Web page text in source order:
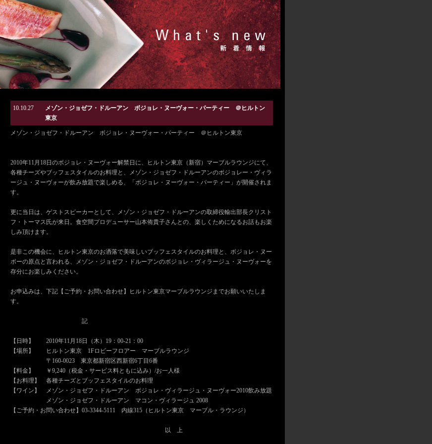
10.10.27
メゾン・ジョゼフ・ドルーアン ボジョレ・ヌーヴォー・パーティー ＠ヒルトン
東京
メゾン・ジョゼフ・ドルーアン ボジョレ・ヌーヴォー・パーティー ＠ヒルトン東京
2010年11月18日のボジョレ・ヌーヴォー解禁日に、ヒルトン東京（新宿）マーブルラウンジにて、
各種チーズやブッフェスタイルのお料理と、メゾン・ジョゼフ・ドルーアンのボジョレー・ヴィラ
ージュ・ヌーヴォーが飲み放題で楽しめる、「ボジョレ・ヌーヴォー・パーティー」が開催されま
す。
更に当日は、ゲストスピーカーとして、メゾン・ジョゼフ・ドルーアンの取締役輸出部長クリスト
フ・トーマス氏が来日。食空間プロデューサー山本侑貴子さんとの、楽しくためになるお話もお楽
しみ頂けます。
是非この機会に、ヒルトン東京のお洒落で美味しいブッフェスタイルのお料理と、ボジョレ・ヌー
ボーの原点と言われる、メゾン・ジョゼフ・ドルーアンのボジョレ・ヴィラージュ・ヌーヴォーを
存分にお楽しみください。
お申込みは、下記【ご予約・お問い合わせ】ヒルトン東京マーブルラウンジまでお願いいたしま
す。
記
【日時】 2010年11月18日（木）19：00-21：00
【場所】 ヒルトン東京 1Fロビーフロアー マーブルラウンジ
〒160-0023 東京都新宿区西新宿6丁目6番
【料金】 ￥9,240（税金・サービス料ともに込み）/お一人様
【お料理】 各種チーズとブッフェスタイルのお料理
【ワイン】 メゾン・ジョゼフ・ドルーアン ボジョレ・ヴィラージュ・ヌーヴォー2010飲み放題
メゾン・ジョゼフ・ドルーアン マコン・ヴィラージュ 2008
【ご予約・お問い合わせ】03-3344-5111 内線315（ヒルトン東京 マーブル・ラウンジ）
以 上